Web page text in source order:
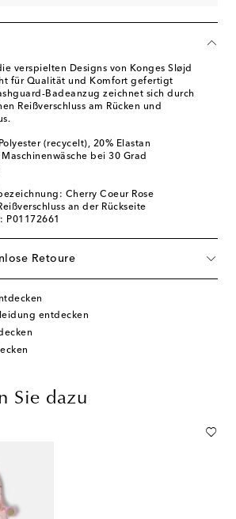
verspielten Designs von Konges Sløjd
für Qualität und Komfort gefertigt
Badeanzug zeichnet sich durch
Reißverschluss am Rücken und
(recycelt), 20% Elastan
bei 30 Grad
Cherry Coeur Rose
an der Rückseite
P01172661
Retoure
entdecken
Sie dazu